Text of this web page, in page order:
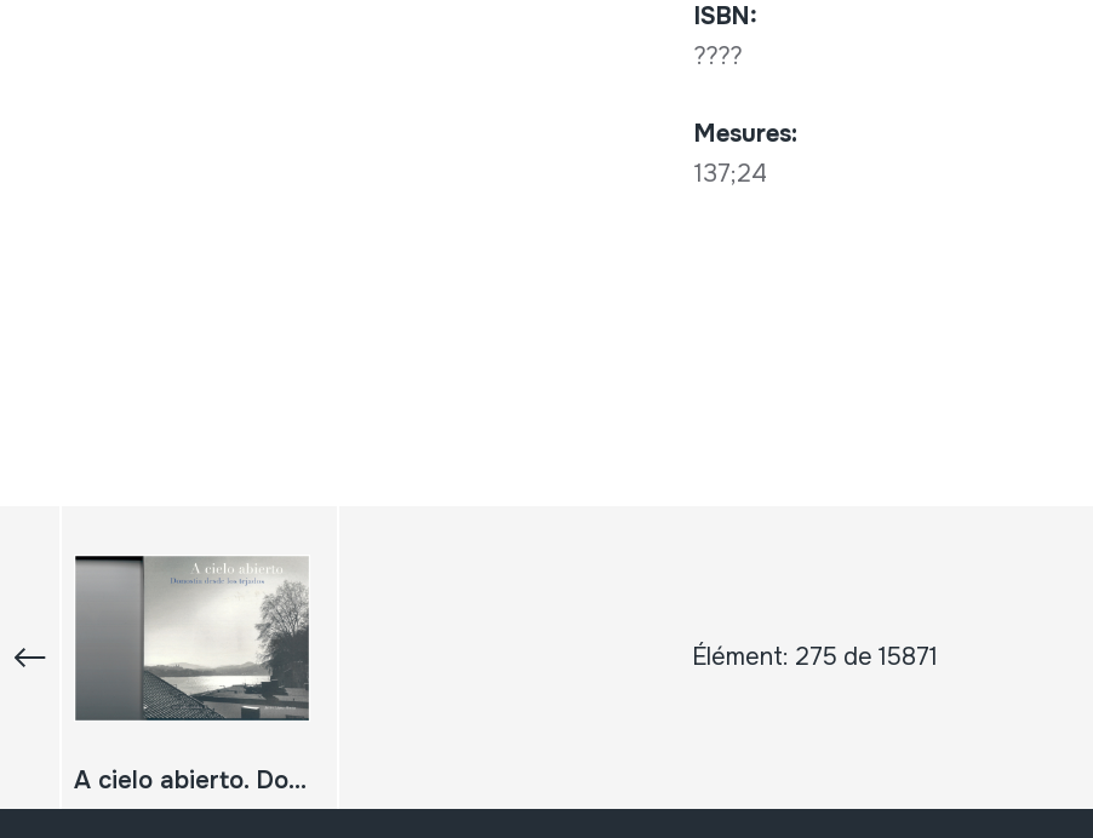
ISBN:
????
Mesures:
137;24
Élément: 275 de 15871
A cielo abierto. Donostia desde los tejados